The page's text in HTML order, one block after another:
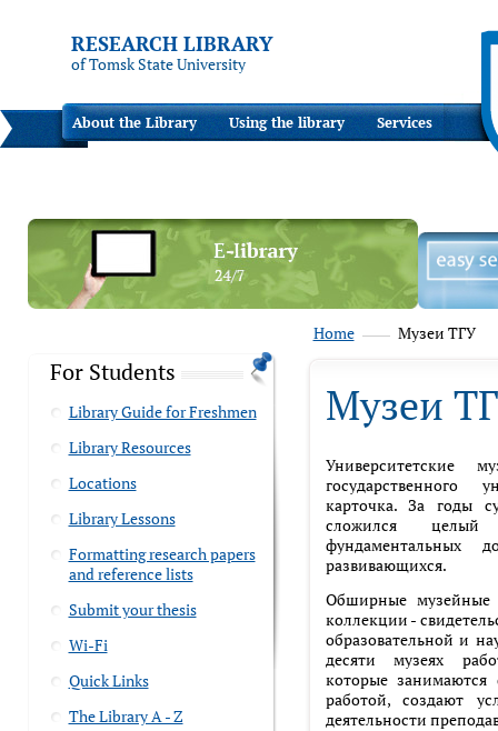
RESEARCH LIBRARY
of Tomsk State University
About the Library Using the library Services
For Students
Library Guide for Freshmen
Library Resources
Locations
Library Lessons
Formatting research papers
and reference lists
Submit your thesis
Wi-Fi
Quick Links
The Library A - Z
Home Музеи ТГУ
Музеи
Университетские
государственного
карточка. За годы
сложился
фундаментальных
развивающихся.
Обширные музейные
коллекции -
образовательной и
десяти музеях
которые
работой, создают
деятельности